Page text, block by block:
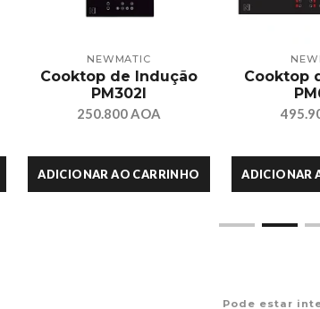
NEWMATIC
Cooktop de Indução
PM302I
250.800 AOA
ADICIONAR AO CARRINHO
Cooktop
ADICIONAR
Pode estar